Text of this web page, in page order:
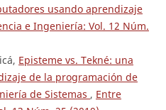
usando aprendizaje
e Ingeniería: Vol. 12 Núm.
Episteme vs. Tekné: una
de la programación de
de Sistemas , Entre